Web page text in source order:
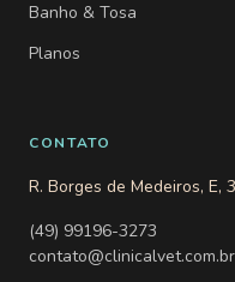
Banho & Tosa
Planos
CONTATO
R. Borges de Medeiros, E,
(49) 99196-3273
contato@clinicalvet.com.br